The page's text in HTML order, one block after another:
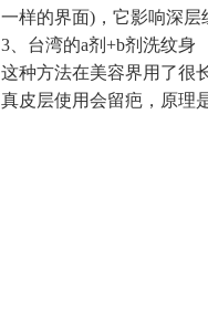
一样的界面)，它影响深
3、台湾的a剂+b剂洗纹身
这种方法在美容界用了很
真皮层使用会留疤，原理